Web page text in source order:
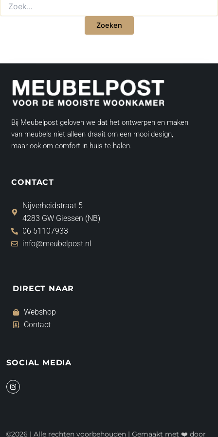
Bij Meubelpost geloven we dat het ontwerpen en maken
van meubels niet alleen draait om een mooi design,
maar ook om comfort in huis te halen.
CONTACT
Nijverheidstraat 5
4283 GW Giessen (NB)
06 51107933
info@meubelpost.nl
DIRECT NAAR
Webshop
Contact
SOCIAL MEDIA
I
n
s
a
©2026 | Alle rechten voorbehouden | Gemaakt met ❤️ door